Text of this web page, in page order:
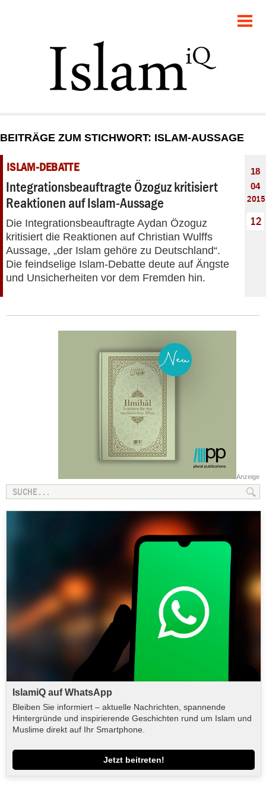
GESELLSCHAFT
STARTSEITE
DEBATTE
PANORAMA
BEITRÄGE ZUM STICHWORT: ISLAM-AUSSAGE
ISLAM-DEBATTE
Integrationsbeauftragte Özoguz kritisiert
Reaktionen auf Islam-Aussage
Die Integrationsbeauftragte Aydan Özoguz
kritisiert die Reaktionen auf Christian Wulffs
Aussage, „der Islam gehöre zu Deutschland“.
Die feindselige Islam-Debatte deute auf Ängste
und Unsicherheiten vor dem Fremden hin.
18
04
2015
12
Anzeige
IslamiQ auf WhatsApp
Bleiben Sie informiert – aktuelle Nachrichten, spannende
Hintergründe und inspirierende Geschichten rund um Islam und
Muslime direkt auf Ihr Smartphone.
Jetzt beitreten!